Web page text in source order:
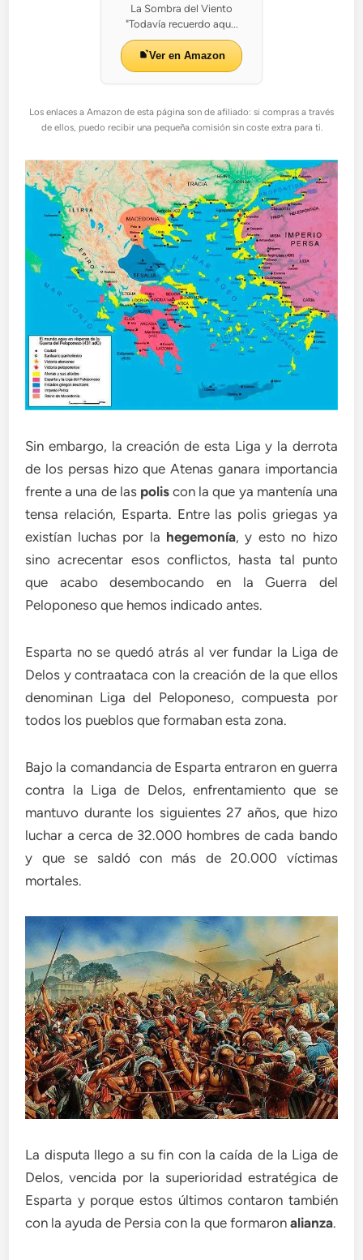
La Sombra del Viento
"Todavía recuerdo aqu...
Ver en Amazon
Los enlaces a Amazon de esta página son de afiliado: si compras a través
de ellos, puedo recibir una pequeña comisión sin coste extra para ti.
Sin embargo, la creación de esta Liga y la derrota
de los persas hizo que Atenas ganara importancia
frente a una de las poliscon la que ya mantenía una
tensa relación, Esparta. Entre las polis griegas ya
existían luchas por la hegemonía, y esto no hizo
sino acrecentar esos conflictos, hasta tal punto
que acabo desembocando en la Guerra del
Peloponeso que hemos indicado antes.
Esparta no se quedó atrás al ver fundar la Liga de
Delos y contraataca con la creación de la que ellos
denominan Liga del Peloponeso, compuesta por
todos los pueblos que formaban esta zona.
Bajo la comandancia de Esparta entraron en guerra
contra la Liga de Delos, enfrentamiento que se
mantuvo durante los siguientes 27 años, que hizo
luchar a cerca de 32.000 hombres de cada bando
y que se saldó con más de 20.000 víctimas
mortales.
La disputa llego a su fin con la caída de la Liga de
Delos, vencida por la superioridad estratégica de
Esparta y porque estos últimos contaron también
con la ayuda de Persia con la que formaronalianza.